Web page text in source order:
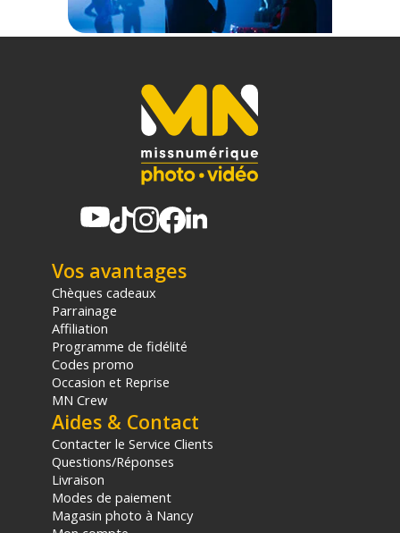
Vos avantages
Chèques cadeaux
Parrainage
Affiliation
Programme de fidélité
Codes promo
Occasion et Reprise
MN Crew
Aides & Contact
Contacter le Service Clients
Questions/Réponses
Livraison
Modes de paiement
Magasin photo à Nancy